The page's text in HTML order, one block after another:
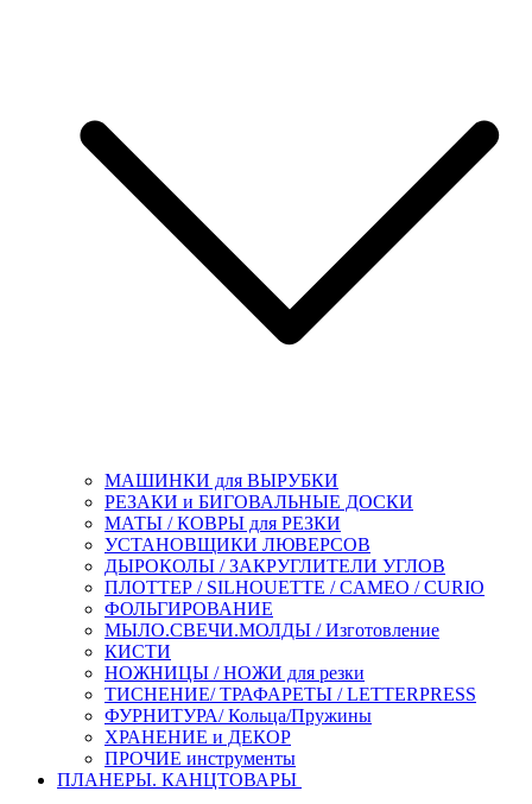
МАШИНКИ для ВЫРУБКИ
РЕЗАКИ и БИГОВАЛЬНЫЕ ДОСКИ
МАТЫ / КОВРЫ для РЕЗКИ
УСТАНОВЩИКИ ЛЮВЕРСОВ
ДЫРОКОЛЫ / ЗАКРУГЛИТЕЛИ УГЛОВ
ПЛОТТЕР / SILHOUETTE / CAMEO / CURIO
ФОЛЬГИРОВАНИЕ
МЫЛО.СВЕЧИ.МОЛДЫ / Изготовление
КИСТИ
НОЖНИЦЫ / НОЖИ для резки
ТИСНЕНИЕ/ ТРАФАРЕТЫ / LETTERPRESS
ФУРНИТУРА/ Кольца/Пружины
ХРАНЕНИЕ и ДЕКОР
ПРОЧИЕ инструменты
ПЛАНЕРЫ. КАНЦТОВАРЫ